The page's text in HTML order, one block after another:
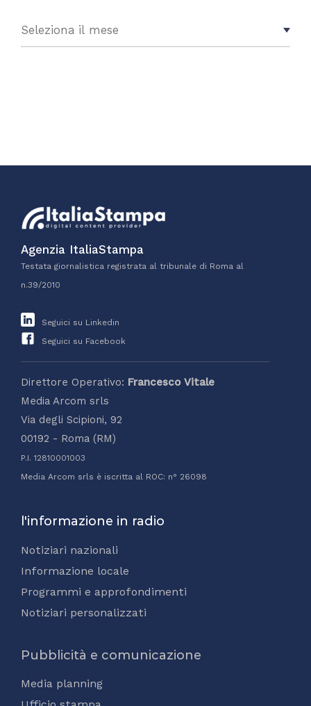
Agenzia ItaliaStampa
Testata giornalistica registrata al tribunale di Roma al
n.39/2010
Seguici su Linkedin
Seguici su Facebook
Direttore Operativo: Francesco Vitale
Media Arcom srls
Via degli Scipioni, 92
00192 - Roma (RM)
P.I. 12810001003
Media Arcom srls è iscritta al ROC: n° 26098
l'informazione in radio
Notiziari nazionali
Informazione locale
Programmi e approfondimenti
Notiziari personalizzati
Pubblicità e comunicazione
Media planning